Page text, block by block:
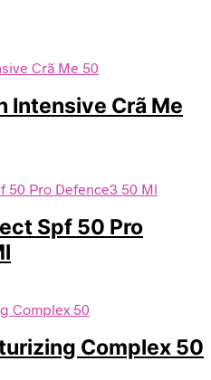
Intensive Crã Me
Spf 50 Pro
Complex 50